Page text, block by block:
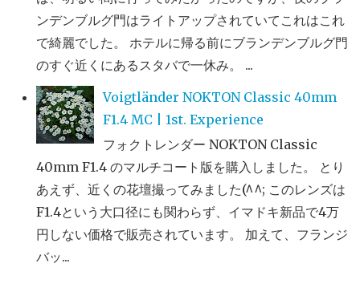
ンデンブルグ門はライトアップされていてこれはこれ
で綺麗でした。 ホテルに帰る前にブランデンブルグ門
のすぐ近くにあるスタバで一休み。 ...
Voigtländer NOKTON Classic 40mm
F1.4 MC | 1st. Experience
フォクトレンダー NOKTON Classic
40mm F1.4 のマルチコート版を購入しました。 とり
あえず、近くの花壇撮ってみました(^^; このレンズは
F1.4という大口径にも関わらず、イマドキ新品で4万
円しない価格で販売されています。 加えて、フランジ
バッ...